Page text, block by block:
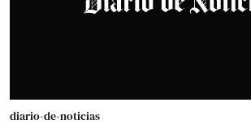
diario-de-noticias